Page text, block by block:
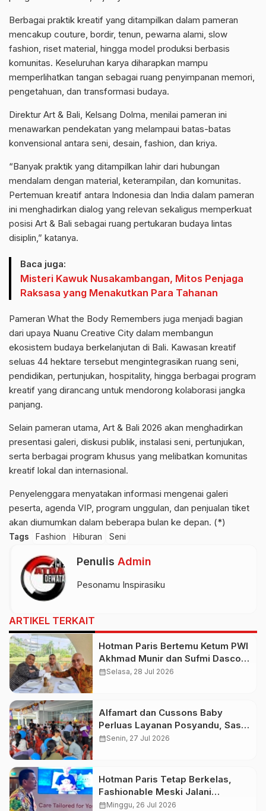
Berbagai praktik kreatif yang ditampilkan dalam pameran
mencakup couture, bordir, tenun, pewarna alami, slow
fashion, riset material, hingga model produksi berbasis
komunitas. Keseluruhan karya diharapkan mampu
memperlihatkan tangan sebagai ruang penyimpanan memori,
pengetahuan, dan transformasi budaya.
Direktur Art & Bali, Kelsang Dolma, menilai pameran ini
menawarkan pendekatan yang melampaui batas-batas
konvensional antara seni, desain, fashion, dan kriya.
“Banyak praktik yang ditampilkan lahir dari hubungan
mendalam dengan material, keterampilan, dan komunitas.
Pertemuan kreatif antara Indonesia dan India dalam pameran
ini menghadirkan dialog yang relevan sekaligus memperkuat
posisi Art & Bali sebagai ruang pertukaran budaya lintas
disiplin,” katanya.
Baca juga:
Misteri Kawuk Nusakambangan, Mitos Penjaga
Raksasa yang Menakutkan Para Tahanan
Pameran What the Body Remembers juga menjadi bagian
dari upaya Nuanu Creative City dalam membangun
ekosistem budaya berkelanjutan di Bali. Kawasan kreatif
seluas 44 hektare tersebut mengintegrasikan ruang seni,
pendidikan, pertunjukan, hospitality, hingga berbagai program
kreatif yang dirancang untuk mendorong kolaborasi jangka
panjang.
Selain pameran utama, Art & Bali 2026 akan menghadirkan
presentasi galeri, diskusi publik, instalasi seni, pertunjukan,
serta berbagai program khusus yang melibatkan komunitas
kreatif lokal dan internasional.
Penyelenggara menyatakan informasi mengenai galeri
peserta, agenda VIP, program unggulan, dan penjualan tiket
akan diumumkan dalam beberapa bulan ke depan. (*)
Tags Fashion Hiburan Seni
Penulis Admin
Pesonamu Inspirasiku
ARTIKEL TERKAIT
Hotman Paris Bertemu Ketum PWI
Akhmad Munir dan Sufmi Dasco,
Serukan Persatuan Indonesia
calendar_monthSelasa, 28 Jul 2026
Alfamart dan Cussons Baby
Perluas Layanan Posyandu, Sasar
2.800 Ibu dan Anak pada Juli
calendar_monthSenin, 27 Jul 2026
Hotman Paris Tetap Berkelas,
Fashionable Meski Jalani
Pemulihan Kesehatan
calendar_monthMinggu, 26 Jul 2026